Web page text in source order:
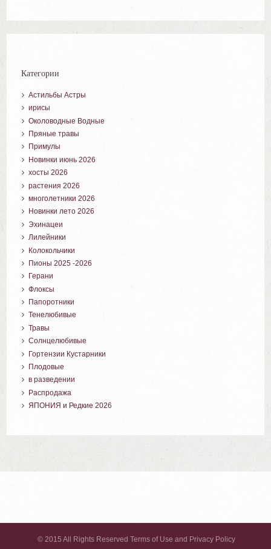
Категории
Астильбы Астры
ирисы
Околоводные Водные
Пряные травы
Примулы
Новинки июнь 2026
хосты 2026
растения 2026
многолетники 2026
Новинки лето 2026
Эхинацеи
Лилейники
Колокольчики
Пионы 2025 -2026
Герани
Флоксы
Папоротники
Тенелюбивые
Травы
Солнцелюбивые
Гортензии Кустарники
Плодовые
в разведении
Распродажа
ЯПОНИЯ и Редкие 2026
© 2015 All Rights Reserved Terms of Use and Privacy Policy